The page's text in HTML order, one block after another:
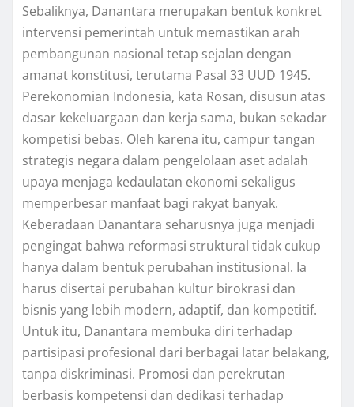
Sebaliknya, Danantara merupakan bentuk konkret
intervensi pemerintah untuk memastikan arah
pembangunan nasional tetap sejalan dengan
amanat konstitusi, terutama Pasal 33 UUD 1945.
Perekonomian Indonesia, kata Rosan, disusun atas
dasar kekeluargaan dan kerja sama, bukan sekadar
kompetisi bebas. Oleh karena itu, campur tangan
strategis negara dalam pengelolaan aset adalah
upaya menjaga kedaulatan ekonomi sekaligus
memperbesar manfaat bagi rakyat banyak.
Keberadaan Danantara seharusnya juga menjadi
pengingat bahwa reformasi struktural tidak cukup
hanya dalam bentuk perubahan institusional. Ia
harus disertai perubahan kultur birokrasi dan
bisnis yang lebih modern, adaptif, dan kompetitif.
Untuk itu, Danantara membuka diri terhadap
partisipasi profesional dari berbagai latar belakang,
tanpa diskriminasi. Promosi dan perekrutan
berbasis kompetensi dan dedikasi terhadap